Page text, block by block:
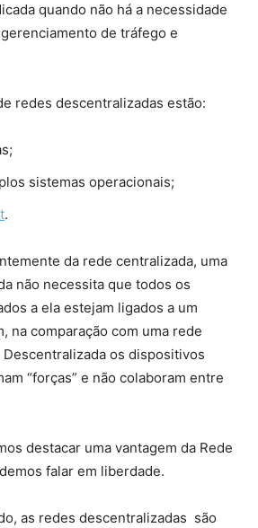
quando não há a necessidade
de tráfego e
redes descentralizadas estão:
sistemas operacionais;
.
da rede centralizada, uma
não necessita que todos os
a ela estejam ligados a um
na comparação com uma rede
os dispositivos
“forças” e não colaboram entre
destacar uma vantagem da Rede
falar em liberdade.
as redes descentralizadas são